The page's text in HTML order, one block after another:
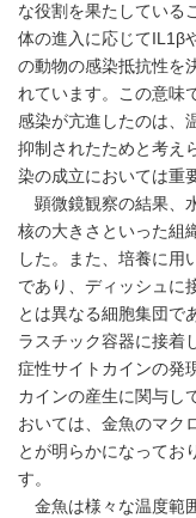
な役割を果たしている
体の進入に応じてIL1β
の動物の感染抵抗性を
れています。この意味
感染が亢進したのは、
抑制されたためと考え
染の成立においては重
顕微鏡観察の結果、
核の大きさといった組
した。また、培養に用
であり、ディッシュに
とは異なる細胞集団で
ラスチック容器に接着
症性サイトカインの発
カインの産生に関与し
おいては、金魚のマク
とが明らかになってお
す。
金魚は様々な温度範